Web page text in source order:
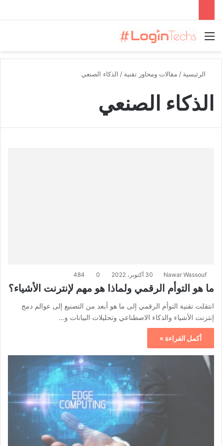
القائمة
الرئيسية / مقالات ومحاور تقنية / الذكاء الصنعي
الذكاء الصنعي
Nawar Wassouf 30 أكتوبر، 2022 0
484
ما هو التوأم الرقمي ولماذا هو مهم لإنترنت الأشياء؟
انتقلت تقنية التوأم الرقمي إلى ما هو أبعد من التصنيع إلى عوالم دمج
إنترنت الأشياء والذكاء الاصطناعي وتحليلات البيانات و…
أكمل القراءة »